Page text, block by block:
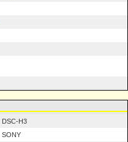
DSC-H3
SONY